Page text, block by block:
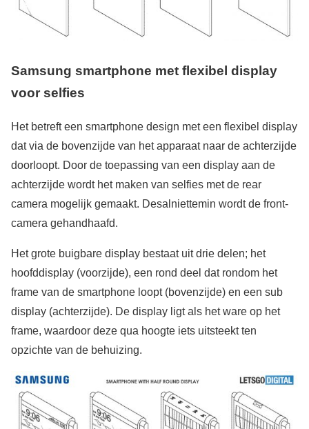
Samsung smartphone met flexibel display
voor selfies
Het betreft een smartphone design met een flexibel display
dat via de bovenzijde van het apparaat naar de achterzijde
doorloopt. Door de toepassing van een display aan de
achterzijde wordt het maken van selfies met de rear
camera mogelijk gemaakt. Desalniettemin wordt de front-
camera gehandhaafd.
Het grote buigbare display bestaat uit drie delen; het
hoofddisplay (voorzijde), een rond deel dat rondom het
frame van de smartphone loopt (bovenzijde) en een sub
display (achterzijde). De display ligt als het ware op het
frame, waardoor deze qua hoogte iets uitsteekt ten
opzichte van de behuizing.